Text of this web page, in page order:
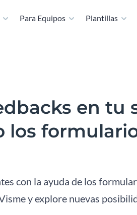
Para Equipos Plantillas
en tu
los
con la ayuda de los
y explore nuevas